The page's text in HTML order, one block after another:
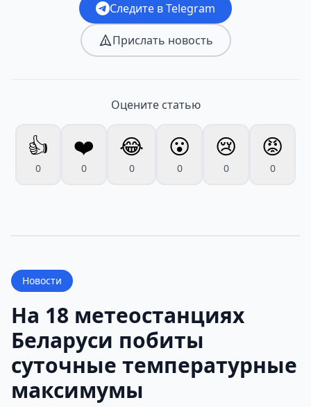
Следите в Telegram
Прислать новость
Оцените статью
👍
0
❤️
0
😂
0
😮
0
😢
0
😡
0
Новости
На 18 метеостанциях
Беларуси побиты
суточные температурные
максимумы